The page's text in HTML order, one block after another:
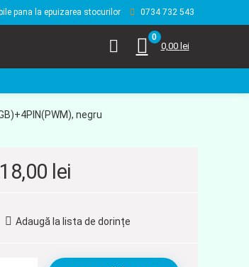
pana la epuizarea stocurilor 0734 732 543
0
0,00 lei
negru
18,00 lei
Adaugă la lista de dorințe